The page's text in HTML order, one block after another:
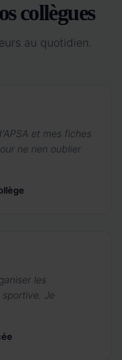
collègues
au quotidien.
et mes fiches
ne rien oublier
les
Je